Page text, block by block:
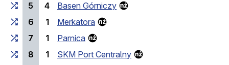
5
4
Basen Górniczy
6
1
Merkatora
7
1
Parnica
8
1
SKM Port Centralny